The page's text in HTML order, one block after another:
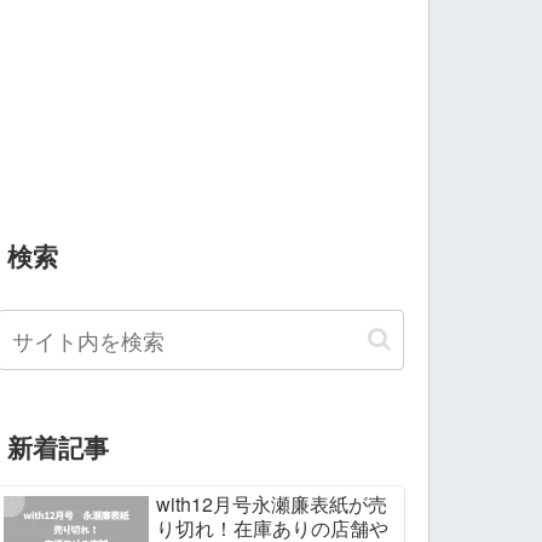
検索
新着記事
with12月号永瀬廉表紙が売
り切れ！在庫ありの店舗や